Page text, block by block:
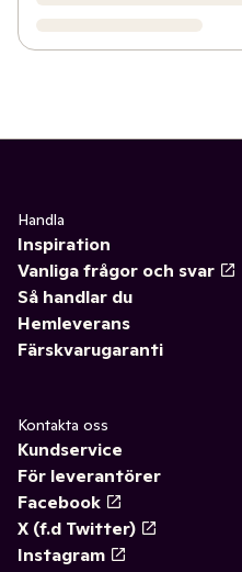
Handla
Inspiration
Vanliga frågor och svar
Så handlar du
Hemleverans
Färskvarugaranti
Kontakta oss
Kundservice
För leverantörer
Facebook
X (f.d Twitter)
Instagram